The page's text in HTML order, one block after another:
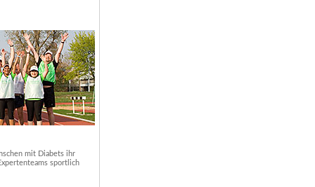
mit Diabets ihr
sportlich